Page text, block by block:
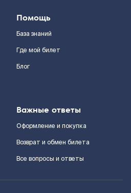
Помощь
База знаний
Где мой билет
Блог
Важные ответы
Оформление и покупка
Возврат и обмен билета
Все вопросы и ответы